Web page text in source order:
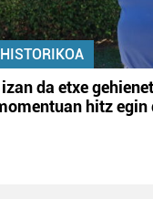
da etxe
hitz egin